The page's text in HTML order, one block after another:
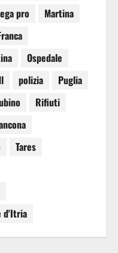
pro
Martina
Ospedale
polizia
Puglia
Rifiuti
Tares
d'Itria